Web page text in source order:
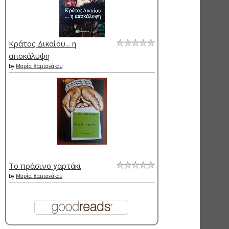
Κράτος Δικαίου... η
αποκάλυψη
by Μαρία Δαμιανάκου
Το πράσινο χαρτάκι
by Μαρία Δαμιανάκου